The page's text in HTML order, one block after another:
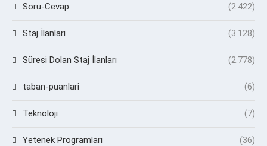
Soru-Cevap (2.422)
Staj İlanları (3.128)
Süresi Dolan Staj İlanları (2.778)
taban-puanlari (6)
Teknoloji (7)
Yetenek Programları (36)